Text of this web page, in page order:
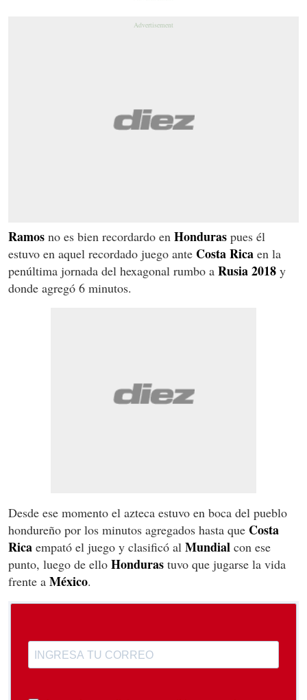
Ramos no es bien recordardo en Honduras pues él
estuvo en aquel recordado juego ante Costa Rica en la
penúltima jornada del hexagonal rumbo a Rusia 2018 y
donde agregó 6 minutos.
Desde ese momento el azteca estuvo en boca del pueblo
hondureño por los minutos agregados hasta que Costa
Rica empató el juego y clasificó al Mundial con ese
punto, luego de ello Honduras tuvo que jugarse la vida
frente a México.